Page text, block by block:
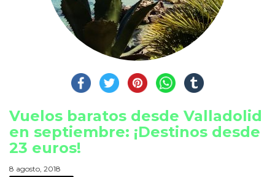
Vuelos baratos desde Valladolid
en septiembre: ¡Destinos desde
23 euros!
8 agosto, 2018